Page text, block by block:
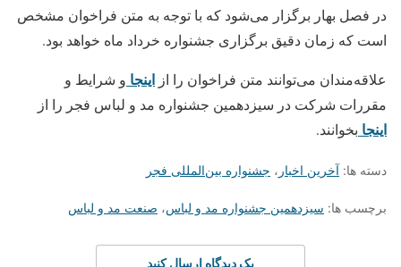
در فصل بهار برگزار می‌شود که با توجه به متن فراخوان مشخص
است که زمان دقیق برگزاری جشنواره خرداد ماه خواهد بود.
علاقه‌مندان می‌توانند متن فراخوان را از اینجا و شرایط و
مقررات شرکت در سیزدهمین جشنواره مد و لباس فجر را از
اینجا بخوانند.
دسته ها: آخرین اخبار ، جشنواره بین‌المللی فجر
برچسب ها: سیزدهمین جشنواره مد و لباس، صنعت مد و لباس
یک دیدگاه ارسال کنید